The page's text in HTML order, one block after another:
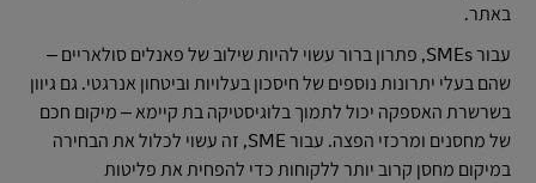
באתר.
עבור SMEs, פתרון ברור עשוי להיות שילוב של פאנלים סולאריים –
שהם בעלי יתרונות נוספים של חיסכון בעלויות וביטחון אנרגטי. גם גיוון
בשרשרת האספקה יכול לתמוך בלוגיסטיקה בת קיימא – מיקום חכם
של מחסנים ומרכזי הפצה. עבור SME, זה עשוי לכלול את הבחירה
במיקום מחסן קרוב יותר ללקוחות כדי להפחית את פליטות